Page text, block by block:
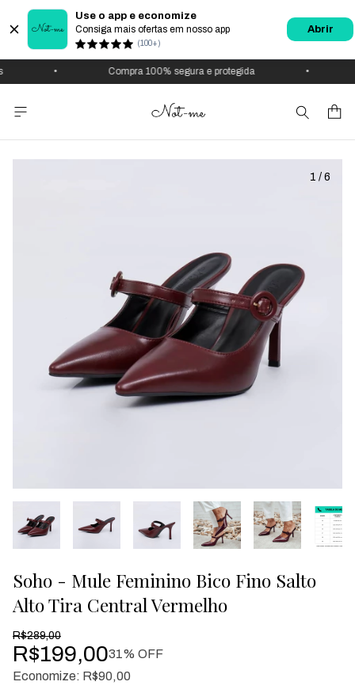
Use o app e economize
Consiga mais ofertas em nosso app
(100+)
Abrir
Compra 100% segura e protegida
1 / 6
Soho - Mule Feminino Bico Fino Salto
Alto Tira Central Vermelho
R$289,00
R$199,0031% OFF
Economize: R$90,00